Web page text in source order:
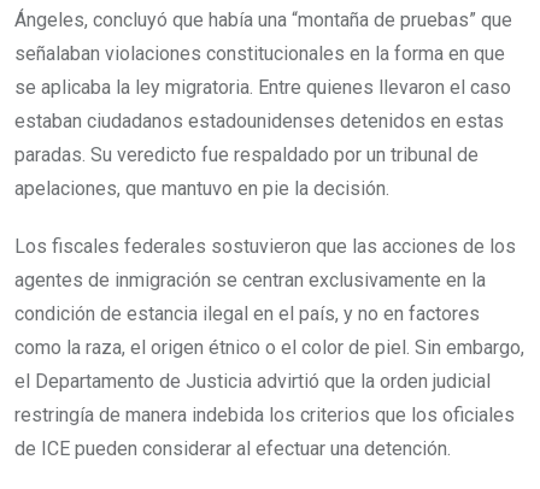
Ángeles, concluyó que había una “montaña de pruebas” que
señalaban violaciones constitucionales en la forma en que
se aplicaba la ley migratoria. Entre quienes llevaron el caso
estaban ciudadanos estadounidenses detenidos en estas
paradas. Su veredicto fue respaldado por un tribunal de
apelaciones, que mantuvo en pie la decisión.
Los fiscales federales sostuvieron que las acciones de los
agentes de inmigración se centran exclusivamente en la
condición de estancia ilegal en el país, y no en factores
como la raza, el origen étnico o el color de piel. Sin embargo,
el Departamento de Justicia advirtió que la orden judicial
restringía de manera indebida los criterios que los oficiales
de ICE pueden considerar al efectuar una detención.